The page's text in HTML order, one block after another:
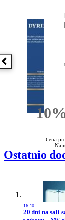
Poprzednia książka
10%
Cena
Ostatnio
16:10
Przejdź do
20 dni na sali